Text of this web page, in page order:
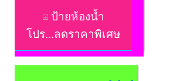
ป้ายห้องน้ำ
โปร...ลดราคาพิเศษ